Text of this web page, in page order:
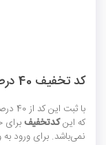
کد تخفیف 40 درصدی طاقچه برای تمامی کاربران
با ثبت این کد از 40 درصد
که اینکدتخفیفبرای
نمی‌باشد. برای ورود